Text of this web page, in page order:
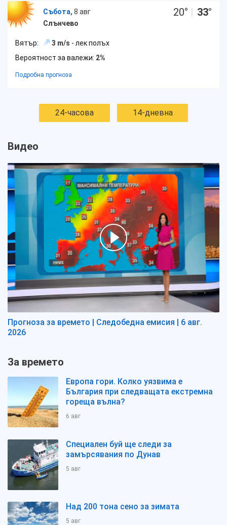
Събота, 8 авг
Слънчево
20° | 33°
Вятър: 3 m/s - лек полъх
Вероятност за валежи: 2%
Подробна прогноза
24-часова 14-дневна
Видео
Прогноза за времето | Следобедна емисия | 6 авг.
2026
За времето
Европа гори. Колко уязвима е
България при следващата екстремна
гореща вълна?
6 авг
Специален буй ще следи за
замърсявания по Дунав
5 авг
Над 200 тона сено за зимата
5 авг